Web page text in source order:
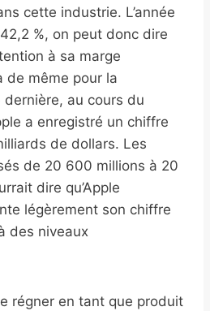
cette industrie. L’année
%, on peut donc dire
à sa marge
de même pour la
dernière, au cours du
a enregistré un chiffre
de dollars. Les
de 20 600 millions à 20
dire qu’Apple
légèrement son chiffre
des niveaux
régner en tant que produit